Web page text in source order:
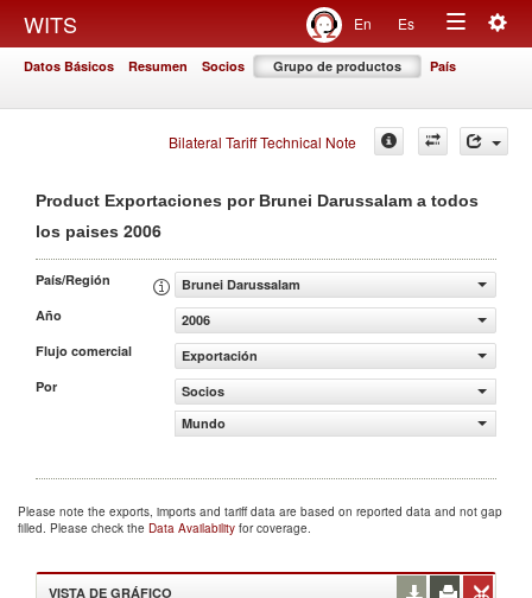
WITS En Es
Toggle
Datos Básicos Resumen Socios Grupo de productos País
Bilateral Tariff Technical Note
Product Exportaciones por Brunei Darussalam a todos
los paises 2006
País/Región
Brunei Darussalam
Año
2006
Flujo comercial
Exportación
Por
Socios
Mundo
Please note the exports, imports and tariff data are based on reported data and not gap
filled. Please check the Data Availability for coverage.
VISTA DE GRÁFICO